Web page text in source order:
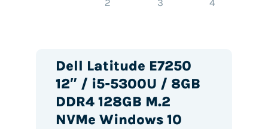
Dell Latitude E7250
12″ / i5-5300U / 8GB
DDR4 128GB M.2
NVMe Windows 10